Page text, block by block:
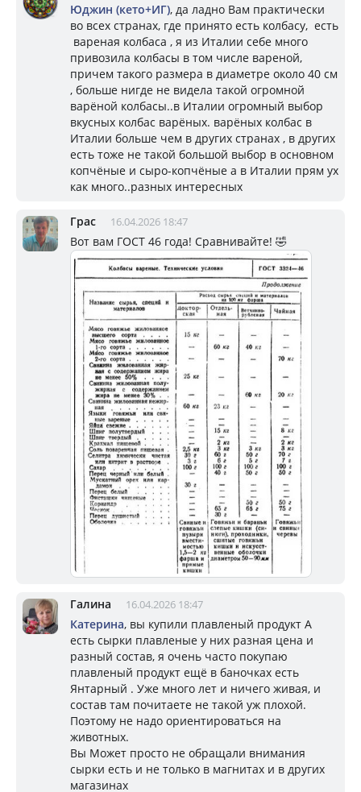
Юджин (кето+ИГ), да ладно Вам практически
во всех странах, где принято есть колбасу, есть
вареная колбаса , я из Италии себе много
привозила колбасы в том числе вареной,
причем такого размера в диаметре около 40 см
, больше нигде не видела такой огромной
варёной колбасы..в Италии огромный выбор
вкусных колбас варёных. варёных колбас в
Италии больше чем в других странах , в других
есть тоже не такой большой выбор в основном
копчёные и сыро-копчёные а в Италии прям ух
как много..разных интересных
Грас 16.04.2026 18:47
Вот вам ГОСТ 46 года! Сравнивайте! 🤣
Галина 16.04.2026 18:47
Катерина, вы купили плавленый продукт А
есть сырки плавленые у них разная цена и
разный состав, я очень часто покупаю
плавленый продукт ещё в баночках есть
Янтарный . Уже много лет и ничего живая, и
состав там почитаете не такой уж плохой.
Поэтому не надо ориентироваться на
животных.
Вы Может просто не обращали внимания
сырки есть и не только в магнитах и в других
магазинах